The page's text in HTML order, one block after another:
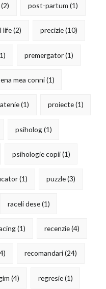
(2) post-partum (1)
life(2) precizie(10)
premergator(1)
mea conni(1)
(1) proiecte(1)
psiholog(1)
psihologie copii(1)
(1) puzzle(3)
raceli dese(1)
(1) recenzie(4)
recomandari(24)
(4) regresie(1)